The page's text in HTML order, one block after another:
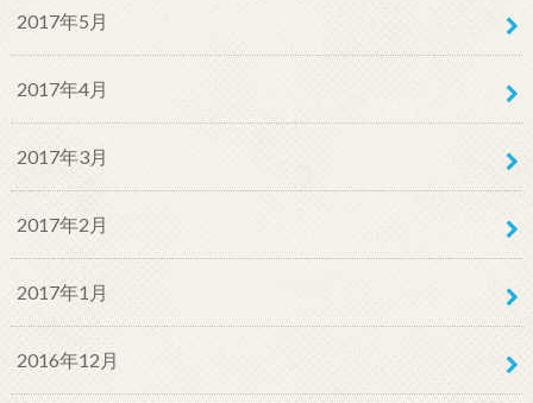
2017年5月
2017年4月
2017年3月
2017年2月
2017年1月
2016年12月